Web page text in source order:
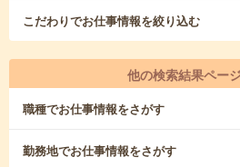
こだわりでお仕事情報を絞り込む
他の検索結果ペー
職種でお仕事情報をさがす
勤務地でお仕事情報をさがす